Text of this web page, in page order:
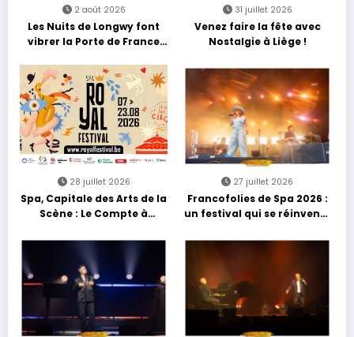
2 août 2026
Les Nuits de Longwy font
vibrer la Porte de France
découvertes et énergie
reggae
31 juillet 2026
Venez faire la fête avec
Nostalgie à Liège !
28 juillet 2026
Spa, Capitale des Arts de la
Scène : Le Compte à
27 juillet 2026
Francofolies de Spa 2026 :
un festival qui se réinvente
grands moments de scène